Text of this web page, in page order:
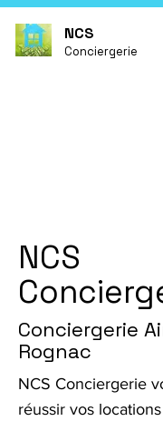
NCS
Conciergerie
NCS
Conciergerie
Rognac
NCS Conciergerie
réussir vos